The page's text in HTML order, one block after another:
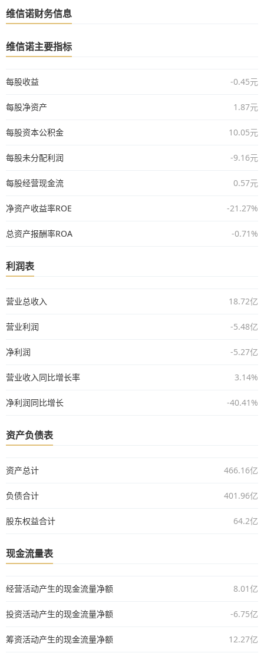
维信诺财务信息
维信诺主要指标
每股收益 -0.45元
每股净资产 1.87元
每股资本公积金 10.05元
每股未分配利润 -9.16元
每股经营现金流 0.57元
净资产收益率ROE -21.27%
总资产报酬率ROA -0.71%
利润表
营业总收入 18.72亿
营业利润 -5.48亿
净利润 -5.27亿
营业收入同比增长率 3.14%
净利润同比增长 -40.41%
资产负债表
资产总计 466.16亿
负债合计 401.96亿
股东权益合计 64.2亿
现金流量表
经营活动产生的现金流量净额 8.01亿
投资活动产生的现金流量净额 -6.75亿
筹资活动产生的现金流量净额 12.27亿